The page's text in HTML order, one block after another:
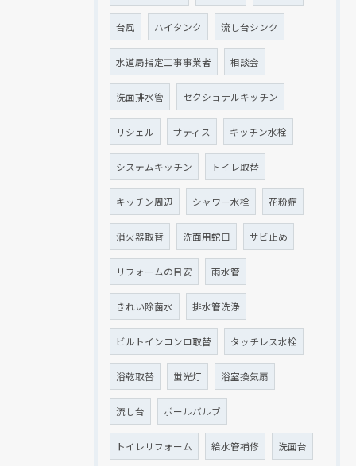
台風 ハイタンク 流し台シンク
水道局指定工事事業者 相談会
洗面排水管 セクショナルキッチン
リシェル サティス キッチン水栓
システムキッチン トイレ取替
キッチン周辺 シャワー水栓 花粉症
消火器取替 洗面用蛇口 サビ止め
リフォームの目安 雨水管
きれい除菌水 排水管洗浄
ビルトインコンロ取替 タッチレス水栓
浴乾取替 蛍光灯 浴室換気扇
流し台 ボールバルブ
トイレリフォーム 給水管補修 洗面台